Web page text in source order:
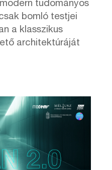
tudományos
bomló testjei
a klasszikus
architektúráját